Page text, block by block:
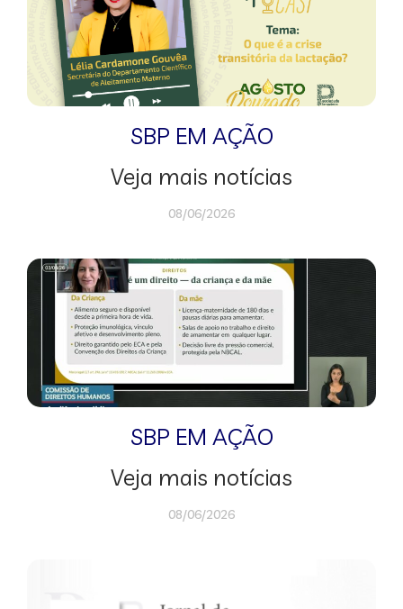
SBP EM AÇÃO
Veja mais notícias
08/06/2026
SBP EM AÇÃO
Veja mais notícias
08/06/2026